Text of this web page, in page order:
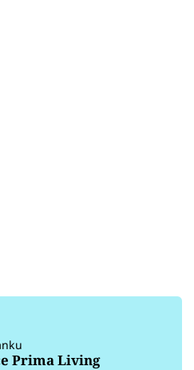
Prima Living